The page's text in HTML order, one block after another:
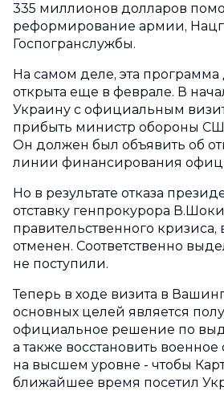
335 миллионов долларов
реформирование армии,
Госпогранслужбы.
На самом деле, эта
открыта еще в феврале. В
Украину с официальным
прибыть министр обороны
Он должен был объявить об
линии финансирования
Но в результате отказа
отставку генпрокурора
правительственного кризиса,
отменен. Соответственно
не поступили.
Теперь в ходе визита в
основных целей является
официальное решение по
а также восстановить военное
на высшем уровне - чтобы
ближайшее время посетил